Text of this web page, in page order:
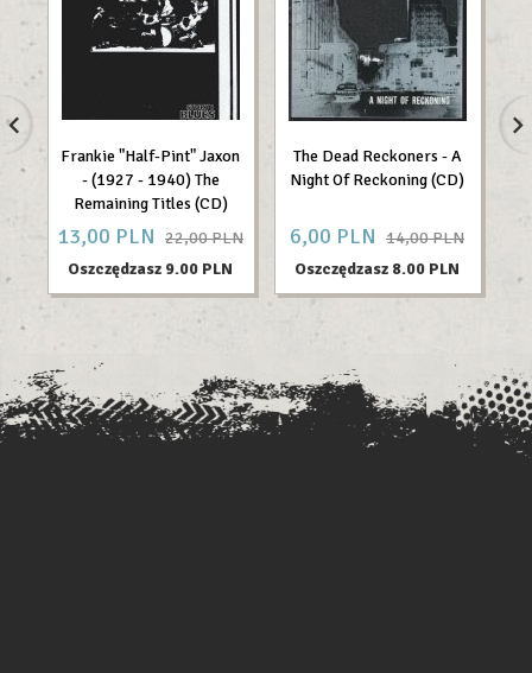
Frankie "Half-Pint" Jaxon
- (1927 - 1940) The
Remaining Titles (CD)
13,00 PLN 22,00 PLN
Oszczędzasz 9.00 PLN
The Dead Reckoners - A
Night Of Reckoning (CD)
6,00 PLN 14,00 PLN
Oszczędzasz 8.00 PLN